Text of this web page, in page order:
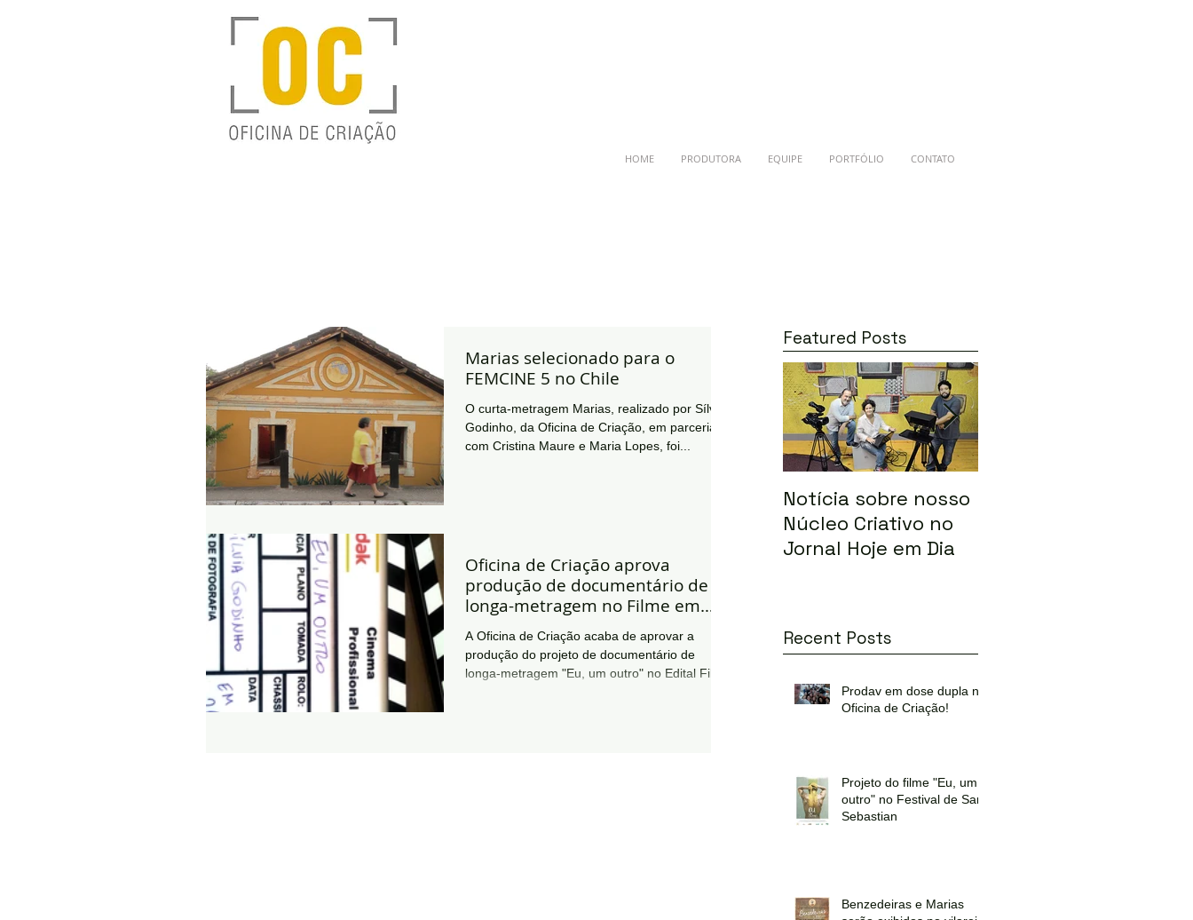
HOME PRODUTORA EQUIPE PORTFÓLIO CONTATO
Marias selecionado para o
FEMCINE 5 no Chile
O curta-metragem Marias, realizado por Sílvia
Godinho, da Oficina de Criação, em parceria
com Cristina Maure e Maria Lopes, foi...
Oficina de Criação aprova
produção de documentário de
longa-metragem no Filme em
Minas 2014
A Oficina de Criação acaba de aprovar a
produção do projeto de documentário de
longa-metragem "Eu, um outro" no Edital Filme
Featured Posts
Notícia sobre nosso
Núcleo Criativo no
Jornal Hoje em Dia
Recent Posts
Prodav em dose dupla na
Oficina de Criação!
Projeto do filme "Eu, um
outro" no Festival de San
Sebastian
Benzedeiras e Marias